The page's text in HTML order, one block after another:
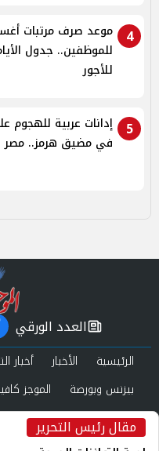
4
للموظفين.. جدول
للأجور
5
إدانات عربية للهجوم
في مضيق هرمز.. مصر
مقال رئيس التحرير
العدد الورقي
الرئيسية الأخبار أخبار
بيزنس وبورصة
الموجز
صحة وجمال
عرب وعالم
العدد الورقي